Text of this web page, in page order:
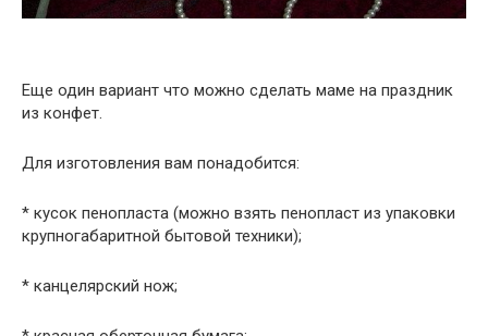
Еще один вариант что можно сделать маме на праздник
из конфет.
Для изготовления вам понадобится:
* кусок пенопласта (можно взять пенопласт из упаковки
крупногабаритной бытовой техники);
* канцелярский нож;